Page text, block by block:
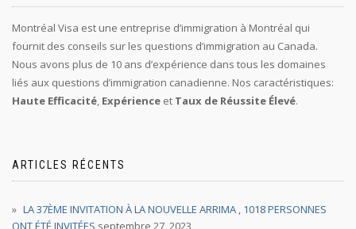
Montréal Visa est une entreprise d’immigration à Montréal qui
fournit des conseils sur les questions d’immigration au Canada.
Nous avons plus de 10 ans d’expérience dans tous les domaines
liés aux questions d’immigration canadienne. Nos caractéristiques:
Haute Efficacité Expérience et Taux de Réussite Élevé.
ARTICLES RÉCENTS
LA 37ÈME INVITATION À LA NOUVELLE ARRIMA , 1018 PERSONNES
ONT ÉTÉ INVITÉES septembre 27, 2023